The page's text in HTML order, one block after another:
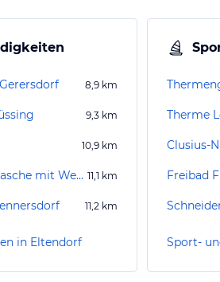
8,9 km
9,3 km
10,9 km
Begehbare Weinflasche mit Weinglas 11,1 km
11,2 km
in Eltendorf
Therme
Clusius-
Freibad